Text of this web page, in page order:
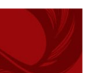
Бор
образовање